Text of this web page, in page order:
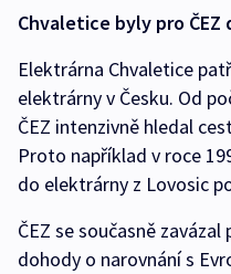
Chvaletice byly pro ČEZ
Elektrárna Chvaletice
elektrárny v Česku. Od
ČEZ intenzivně hledal
Proto například v roce
do elektrárny z Lovosic
ČEZ se současně
dohody o narovnání s